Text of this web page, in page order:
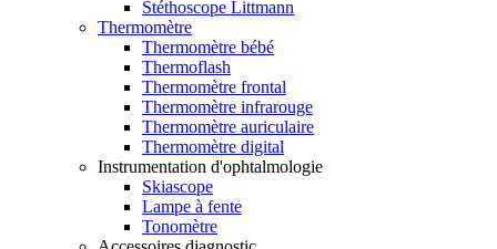
Stéthoscope Littmann
Thermomètre
Thermomètre bébé
Thermoflash
Thermomètre frontal
Thermomètre infrarouge
Thermomètre auriculaire
Thermomètre digital
Instrumentation d'ophtalmologie
Skiascope
Lampe à fente
Tonomètre